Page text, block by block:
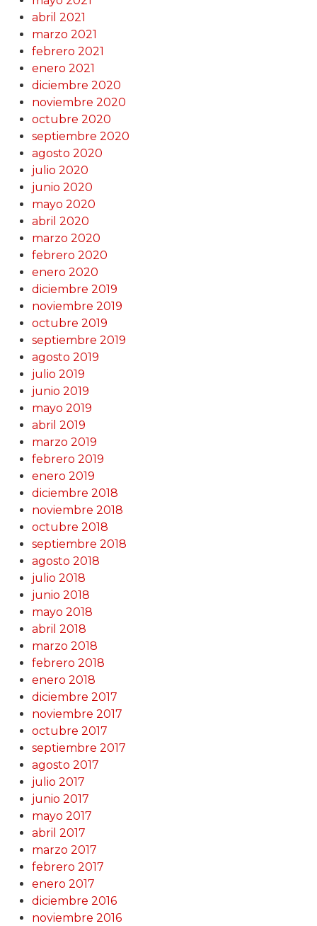
abril 2021
marzo 2021
febrero 2021
enero 2021
diciembre 2020
noviembre 2020
octubre 2020
septiembre 2020
agosto 2020
julio 2020
junio 2020
mayo 2020
abril 2020
marzo 2020
febrero 2020
enero 2020
diciembre 2019
noviembre 2019
octubre 2019
septiembre 2019
agosto 2019
julio 2019
junio 2019
mayo 2019
abril 2019
marzo 2019
febrero 2019
enero 2019
diciembre 2018
noviembre 2018
octubre 2018
septiembre 2018
agosto 2018
julio 2018
junio 2018
mayo 2018
abril 2018
marzo 2018
febrero 2018
enero 2018
diciembre 2017
noviembre 2017
octubre 2017
septiembre 2017
agosto 2017
julio 2017
junio 2017
mayo 2017
abril 2017
marzo 2017
febrero 2017
enero 2017
diciembre 2016
noviembre 2016